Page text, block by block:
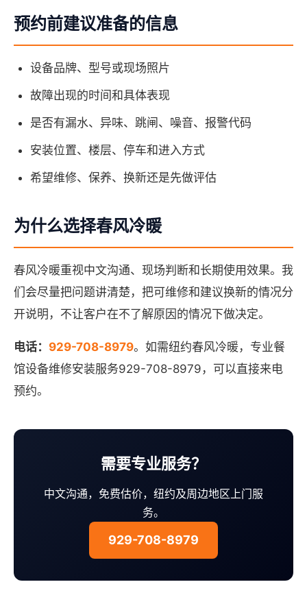
预约前建议准备的信息
设备品牌、型号或现场照片
故障出现的时间和具体表现
是否有漏水、异味、跳闸、噪音、报警代码
安装位置、楼层、停车和进入方式
希望维修、保养、换新还是先做评估
为什么选择春风冷暖
春风冷暖重视中文沟通、现场判断和长期使用效果。我
们会尽量把问题讲清楚，把可维修和建议换新的情况分
开说明，不让客户在不了解原因的情况下做决定。
电话： 929-708-8979。如需纽约春风冷暖，专业餐
馆设备维修安装服务929-708-8979，可以直接来电
预约。
需要专业服务？
中文沟通，免费估价，纽约及周边地区上门服
务。
929-708-8979